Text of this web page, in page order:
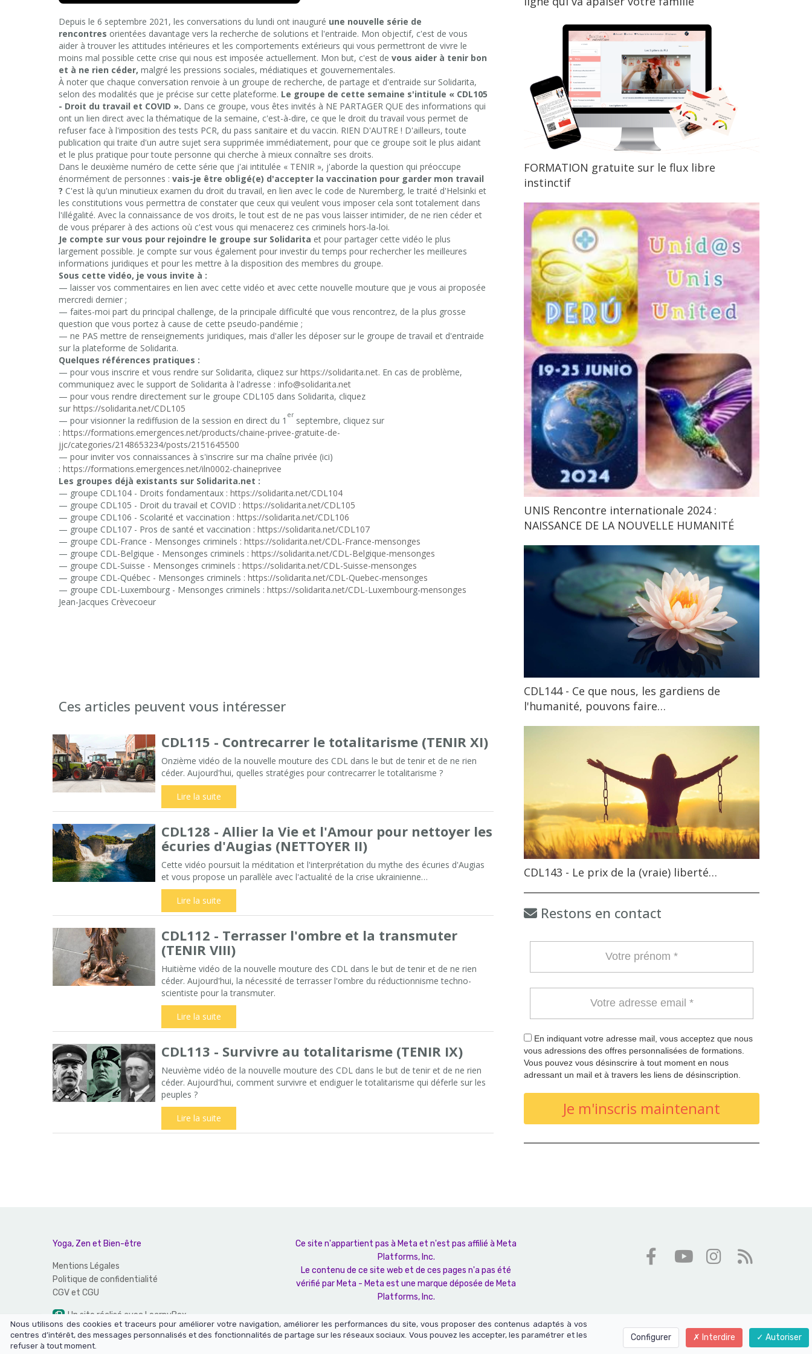
keys
to
increase
or
decrease
volume.
Depuis le 6 septembre 2021, les conversations du lundi ont inauguré une nouvelle série de
rencontres orientées davantage vers la recherche de solutions et l'entraide. Mon objectif, c'est de vous
aider à trouver les attitudes intérieures et les comportements extérieurs qui vous permettront de vivre le
moins mal possible cette crise qui nous est imposée actuellement. Mon but, c'est de vous aider à tenir bon
et à ne rien céder, malgré les pressions sociales, médiatiques et gouvernementales.
À noter que chaque conversation renvoie à un groupe de recherche, de partage et d'entraide sur Solidarita,
selon des modalités que je précise sur cette plateforme. Le groupe de cette semaine s'intitule « CDL105
- Droit du travail et COVID ». Dans ce groupe, vous êtes invités à NE PARTAGER QUE des informations qui
ont un lien direct avec la thématique de la semaine, c'est-à-dire, ce que le droit du travail vous permet de
refuser face à l'imposition des tests PCR, du pass sanitaire et du vaccin. RIEN D'AUTRE ! D'ailleurs, toute
publication qui traite d'un autre sujet sera supprimée immédiatement, pour que ce groupe soit le plus aidant
et le plus pratique pour toute personne qui cherche à mieux connaître ses droits.
Dans le deuxième numéro de cette série que j'ai intitulée « TENIR », j'aborde la question qui préoccupe
énormément de personnes : vais-je être obligé(e) d'accepter la vaccination pour garder mon travail
? C'est là qu'un minutieux examen du droit du travail, en lien avec le code de Nuremberg, le traité d'Helsinki et
les constitutions vous permettra de constater que ceux qui veulent vous imposer cela sont totalement dans
l'illégalité. Avec la connaissance de vos droits, le tout est de ne pas vous laisser intimider, de ne rien céder et
de vous préparer à des actions où c'est vous qui menacerez ces criminels hors-la-loi.
Je compte sur vous pour rejoindre le groupe sur Solidarita et pour partager cette vidéo le plus
largement possible. Je compte sur vous également pour investir du temps pour rechercher les meilleures
informations juridiques et pour les mettre à la disposition des membres du groupe.
Sous cette vidéo, je vous invite à :
— laisser vos commentaires en lien avec cette vidéo et avec cette nouvelle mouture que je vous ai proposée
mercredi dernier ;
— faites-moi part du principal challenge, de la principale difficulté que vous rencontrez, de la plus grosse
question que vous portez à cause de cette pseudo-pandémie ;
— ne PAS mettre de renseignements juridiques, mais d'aller les déposer sur le groupe de travail et d'entraide
sur la plateforme de Solidarita.
Quelques références pratiques :
— pour vous inscrire et vous rendre sur Solidarita, cliquez sur https://solidarita.net. En cas de problème,
communiquez avec le support de Solidarita à l'adresse : info@solidarita.net
— pour vous rendre directement sur le groupe CDL105 dans Solidarita, cliquez
sur https://solidarita.net/CDL105
— pour visionner la rediffusion de la session en direct du 1 er septembre, cliquez sur
: https://formations.emergences.net/products/chaine-privee-gratuite-de-
jjc/categories/2148653234/posts/2151645500
— pour inviter vos connaissances à s'inscrire sur ma chaîne privée (ici)
: https://formations.emergences.net/iln0002-chaineprivee
Les groupes déjà existants sur Solidarita.net :
— groupe CDL104 - Droits fondamentaux : https://solidarita.net/CDL104
— groupe CDL105 - Droit du travail et COVID : https://solidarita.net/CDL105
— groupe CDL106 - Scolarité et vaccination : https://solidarita.net/CDL106
— groupe CDL107 - Pros de santé et vaccination : https://solidarita.net/CDL107
— groupe CDL-France - Mensonges criminels : https://solidarita.net/CDL-France-mensonges
— groupe CDL-Belgique - Mensonges criminels : https://solidarita.net/CDL-Belgique-mensonges
— groupe CDL-Suisse - Mensonges criminels : https://solidarita.net/CDL-Suisse-mensonges
— groupe CDL-Québec - Mensonges criminels : https://solidarita.net/CDL-Quebec-mensonges
— groupe CDL-Luxembourg - Mensonges criminels : https://solidarita.net/CDL-Luxembourg-mensonges
Jean-Jacques Crèvecoeur
Ces articles peuvent vous intéresser
CDL115 - Contrecarrer le totalitarisme (TENIR XI)
Onzième vidéo de la nouvelle mouture des CDL dans le but de tenir et de ne rien
céder. Aujourd'hui, quelles stratégies pour contrecarrer le totalitarisme ?
Lire la suite
CDL128 - Allier la Vie et l'Amour pour nettoyer les
écuries d'Augias (NETTOYER II)
Cette vidéo poursuit la méditation et l'interprétation du mythe des écuries d'Augias
et vous propose un parallèle avec l'actualité de la crise ukrainienne…
Lire la suite
CDL112 - Terrasser l'ombre et la transmuter
(TENIR VIII)
Huitième vidéo de la nouvelle mouture des CDL dans le but de tenir et de ne rien
céder. Aujourd'hui, la nécessité de terrasser l'ombre du réductionnisme techno-
scientiste pour la transmuter.
Lire la suite
CDL113 - Survivre au totalitarisme (TENIR IX)
Neuvième vidéo de la nouvelle mouture des CDL dans le but de tenir et de ne rien
céder. Aujourd'hui, comment survivre et endiguer le totalitarisme qui déferle sur les
peuples ?
Lire la suite
FORMATION gratuite sur le flux libre
instinctif
UNIS Rencontre internationale 2024 :
NAISSANCE DE LA NOUVELLE HUMANITÉ
CDL144 - Ce que nous, les gardiens de
l'humanité, pouvons faire…
CDL143 - Le prix de la (vraie) liberté…
Restons en contact
En indiquant votre adresse mail, vous acceptez que nous
vous adressions des offres personnalisées de formations.
Vous pouvez vous désinscrire à tout moment en nous
adressant un mail et à travers les liens de désinscription.
Je m'inscris maintenant
Yoga, Zen et Bien-être
Mentions Légales
Politique de confidentialité
CGV et CGU
Un site réalisé avec LearnyBox
Ce site n'appartient pas à Meta et n'est pas affilié à Meta
Platforms, Inc.
Le contenu de ce site web et de ces pages n'a pas été
vérifié par Meta - Meta est une marque déposée de Meta
Platforms, Inc.
Nous utilisons des cookies et traceurs pour améliorer votre navigation, améliorer les performances du site, vous proposer des contenus adaptés à vos
centres d’intérêt, des messages personnalisés et des fonctionnalités de partage sur les réseaux sociaux. Vous pouvez les accepter, les paramétrer et les
refuser à tout moment.
Configurer Interdire Autoriser